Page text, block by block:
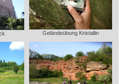
Geländeübung Kristallin